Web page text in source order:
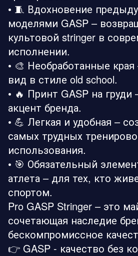
• 🧵 Вдохновение
моделями GASP –
культовой stringer в
исполнении.
• 🎨 Необработанные
вид в стиле old school.
• 🔥 Принт GASP на
акцент бренда.
• 💪 Легкая и удобная –
самых трудных
использования.
• 🎯 Обязательный
атлета – для тех, кто
спортом.
Pro GASP Stringer – это
сочетающая наследие
бескомпромиссное
👉 GASP - качество без